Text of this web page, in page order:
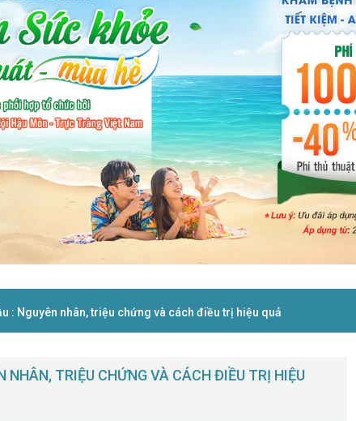
: Nguyên nhân, triệu chứng và cách điều trị hiệu quả
TRIỆU CHỨNG VÀ CÁCH ĐIỀU TRỊ HIỆU